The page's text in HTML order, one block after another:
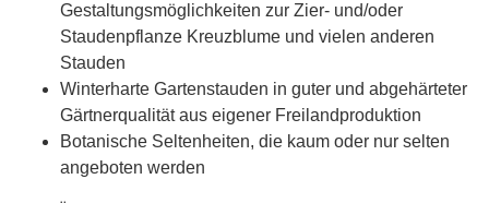
Gestaltungsmöglichkeiten zur Zier- und/oder
Staudenpflanze Kreuzblume und vielen anderen
Stauden
Winterharte Gartenstauden in guter und abgehärteter
Gärtnerqualität aus eigener Freilandproduktion
Botanische Seltenheiten, die kaum oder nur selten
angeboten werden